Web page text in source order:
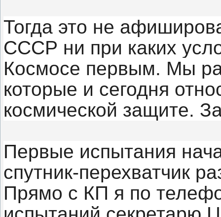
Тогда это не
СССР ни при каких
Космосе первым. Мы
которые и сегодня
космической защите.
Первые испытания
спутник-перехватчик
Прямо с КП я по